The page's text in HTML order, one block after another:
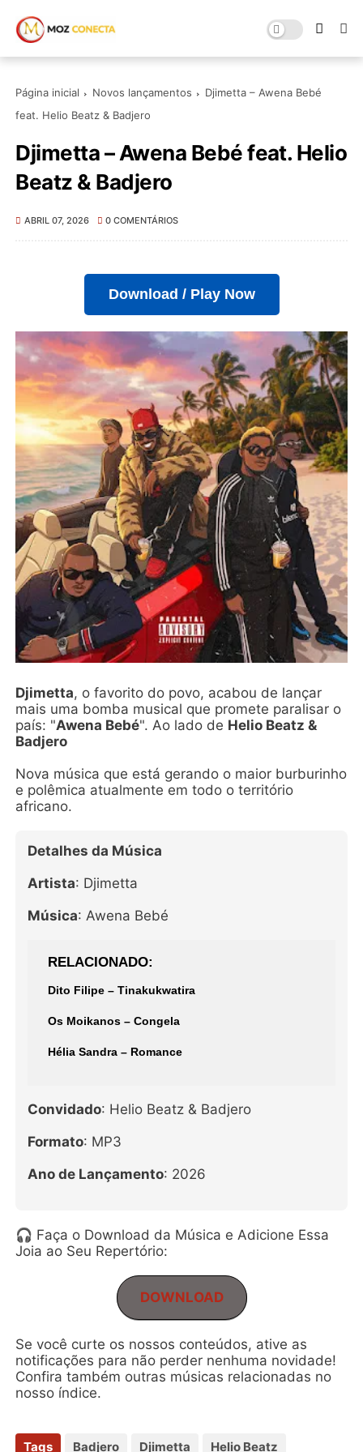
Página inicial Novos lançamentos
Djimetta – Awena Bebé
feat. Helio Beatz & Badjero
Djimetta – Awena Bebé feat. Helio
Beatz & Badjero
ABRIL 07, 2026 0 COMENTÁRIOS
Download / Play Now
Djimetta, o favorito do povo, acabou de lançar
mais uma bomba musical que promete paralisar o
país: "Awena Bebé". Ao lado de Helio Beatz &
Badjero
Nova música que está gerando o maior burburinho
e polêmica atualmente em todo o território
africano.
Detalhes da Música
Artista: Djimetta
Música: Awena Bebé
RELACIONADO
Dito Filipe – Tinakukwatira
Os Moikanos – Congela
Hélia Sandra – Romance
Convidado: Helio Beatz & Badjero
Formato: MP3
Ano de Lançamento: 2026
🎧 Faça o Download da Música e Adicione Essa
Joia ao Seu Repertório:
DOWNLOAD
Se você curte os nossos conteúdos, ative as
notificações para não perder nenhuma novidade!
Confira também outras músicas relacionadas no
nosso índice.
Tags Badjero Djimetta Helio Beatz